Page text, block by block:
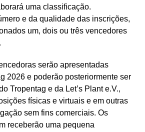
uma classificação.
e da qualidade das inscrições,
um, dois ou três vencedores
serão apresentadas
2026 e poderão posteriormente ser
Tropentag e da Let’s Plant e.V.,
físicas e virtuais e em outras
sem fins comerciais. Os
receberão uma pequena